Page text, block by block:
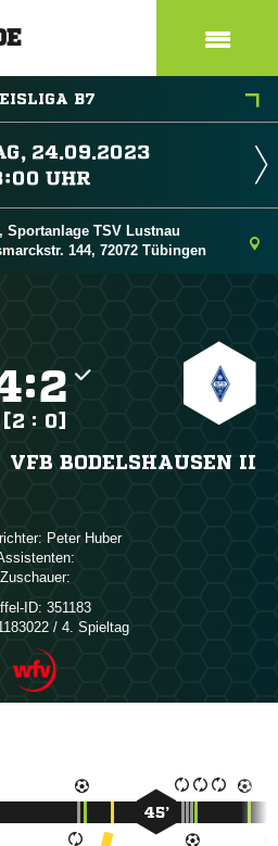
B7


Sportanlage TSV Lustnau
144, 72072 Tübingen
:
[2 : 0]
VFB BODELSHAUSEN II
 
Zuschauer:
ID: 351183
/ 4. Spieltag
45’